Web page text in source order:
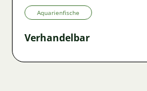
Aquarienfische
Verhandelbar